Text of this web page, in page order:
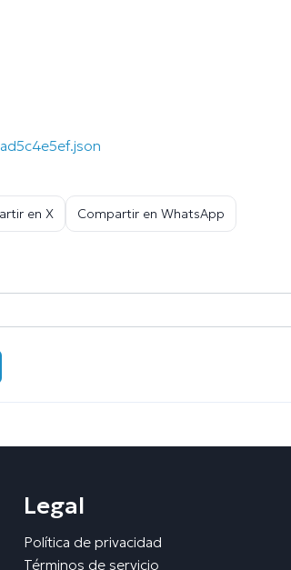
en X Compartir en WhatsApp
Legal
Política de privacidad
Términos de servicio